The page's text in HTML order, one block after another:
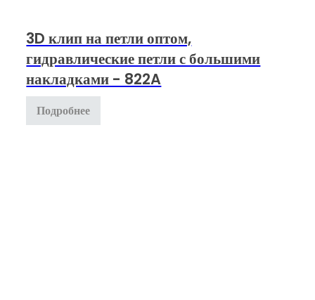
3D клип на петли оптом,
гидравлические петли с большими
накладками - 822A
Подробнее